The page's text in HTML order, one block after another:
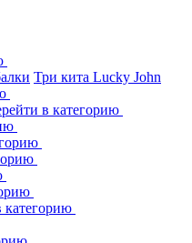
Три кита Lucky John
в категорию
категорию